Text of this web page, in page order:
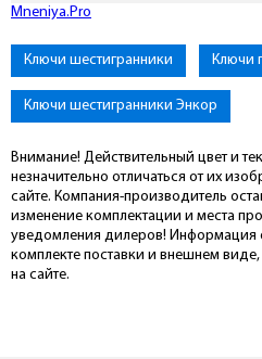
Mneniya.Pro
Ключи шестигранники Ключи
Ключи шестигранники Энкор
Внимание! Действительный цвет и
незначительно отличаться от их
сайте. Компания-производитель
изменение комплектации и места
уведомления дилеров! Информация
комплекте поставки и внешнем виде,
на сайте.